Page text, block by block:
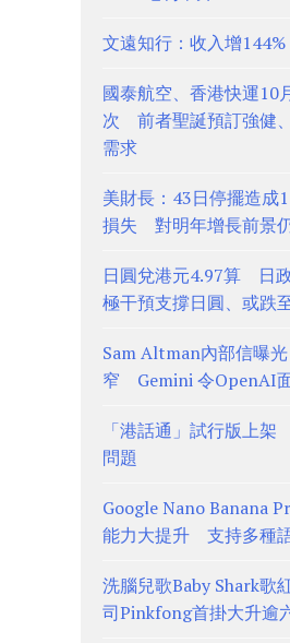
文遠知行：收入增
國泰航空、香港快運10
次 前者聖誕預訂強健
需求
美財長：43日停擺造成
損失 對明年增長前景
日圓兌港元4.97算 日
極干預支撐日圓、或跌
Sam Altman內部信曝
窄 Gemini 令OpenAI
「港話通」試行版上
問題
Google Nano Banana
能力大提升 支持多種
洗腦兒歌Baby Shark
司Pinkfong首掛大升逾